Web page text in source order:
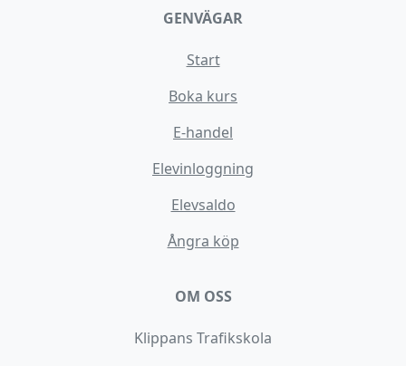
GENVÄGAR
Start
Boka kurs
E-handel
Elevinloggning
Elevsaldo
Ångra köp
OM OSS
Klippans Trafikskola